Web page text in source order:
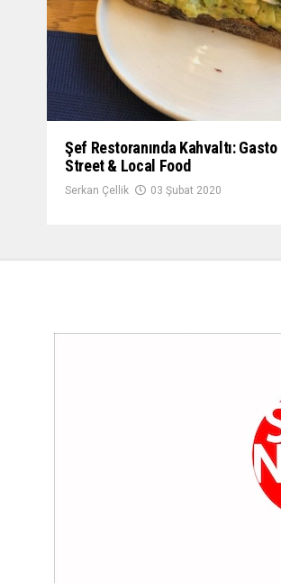
Şef Restoranında Kahvaltı: Gasto
Street & Local Food
Serkan Çellik 03 Şubat 2020